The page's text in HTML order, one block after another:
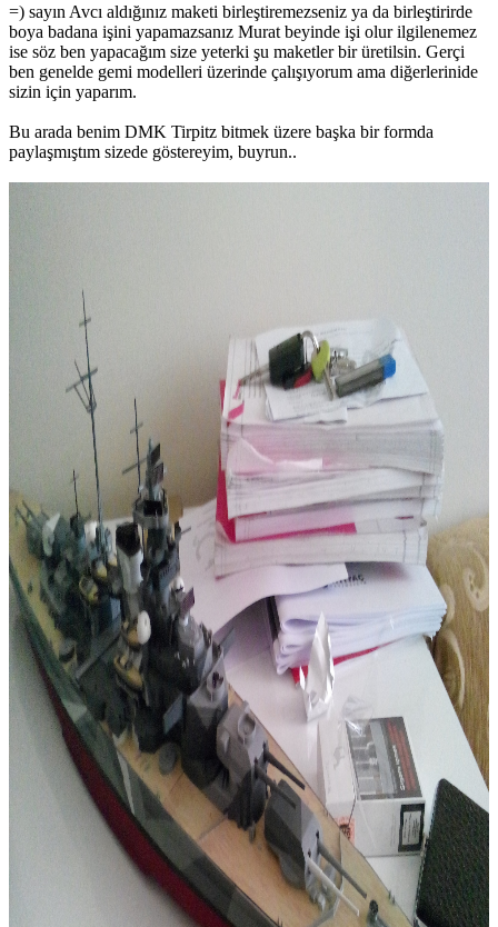
=) sayın Avcı aldığınız maketi birleştiremezseniz ya da birleştirirde
boya badana işini yapamazsanız Murat beyinde işi olur ilgilenemez
ise söz ben yapacağım size yeterki şu maketler bir üretilsin. Gerçi
ben genelde gemi modelleri üzerinde çalışıyorum ama diğerlerinide
sizin için yaparım.
Bu arada benim DMK Tirpitz bitmek üzere başka bir formda
paylaşmıştım sizede göstereyim, buyrun..